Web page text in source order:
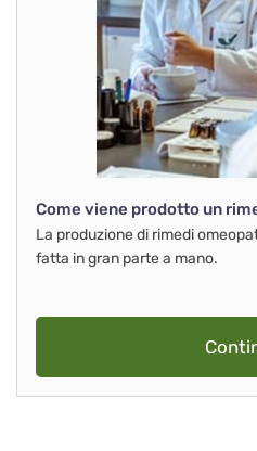
Come viene prodotto un
La produzione di rimedi
fatta in gran parte a mano.